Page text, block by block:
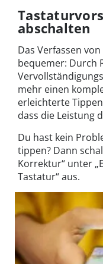
abschalten
Das Verfassen
bequemer: Durch
mehr einen
erleichterte
dass die Leistung
Du hast kein
tippen? Dann
Korrektur“ unter
Tastatur“ aus.